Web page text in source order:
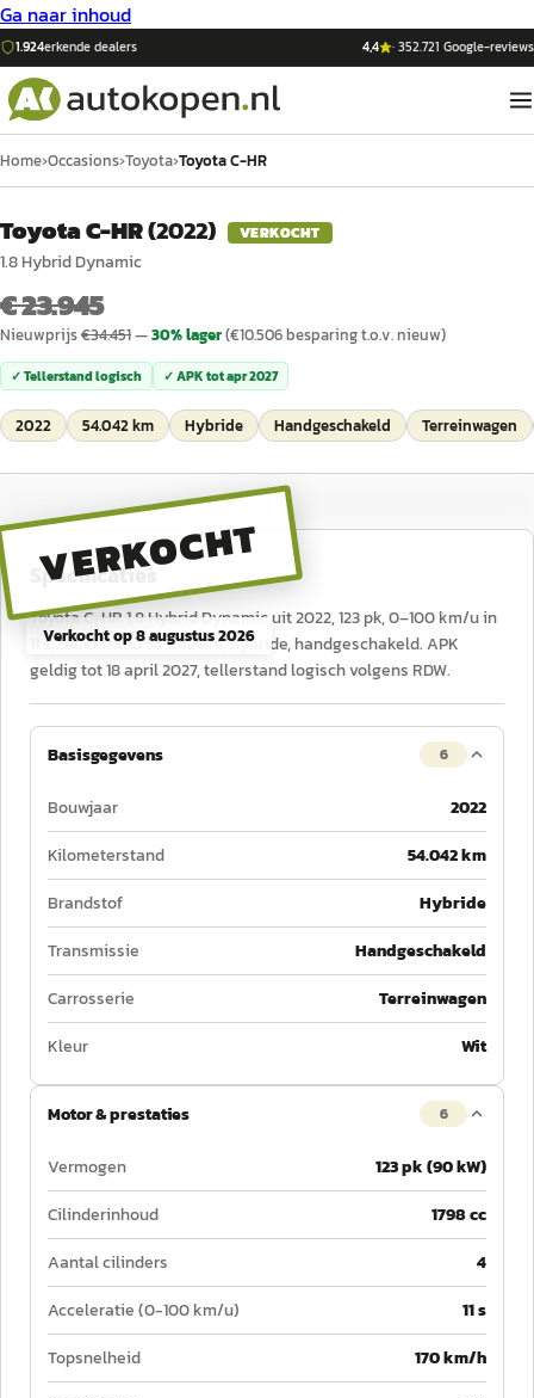
Ga naar inhoud
1.924erkende dealers 4,4 ·352.721 Google-reviews
Home›Occasions›Toyota›Toyota C-HR
Toyota C-HR(2022) VERKOCHT
1.8 Hybrid Dynamic
€ 23.945
Nieuwprijs€34.451—30% lager(€10.506besparing t.o.v. nieuw)
✓ Tellerstand logisch ✓ APK totapr 2027
2022 54.042 km Hybride Handgeschakeld Terreinwagen
VERKOCHT
Verkocht op8 augustus 2026
Specificaties
Toyota C-HR 1.8 Hybrid Dynamic uit 2022, 123 pk, 0–100 km/u in
11 s, tellerstand 54.042 km, hybride, handgeschakeld. APK
geldig tot 18 april 2027, tellerstand logisch volgens RDW.
Basisgegevens 6
Bouwjaar
2022
Kilometerstand
54.042 km
Brandstof
Hybride
Transmissie
Handgeschakeld
Carrosserie
Terreinwagen
Kleur
Wit
Motor & prestaties 6
Vermogen
123 pk (90 kW)
Cilinderinhoud
1798 cc
Aantal cilinders
4
Acceleratie (0-100 km/u)
11 s
Topsnelheid
170 km/h